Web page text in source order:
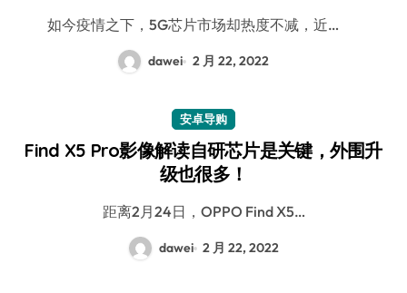
如今疫情之下，5G芯片市场却热度不减，近…
dawei 2 月 22, 2022
安卓导购
Find X5 Pro影像解读自研芯片是关键，外围升
级也很多！
距离2月24日，OPPO Find X5…
dawei 2 月 22, 2022